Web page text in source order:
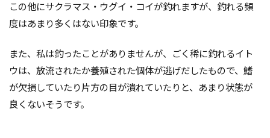
この他にサクラマス・ウグイ・コイが釣れますが、釣れる頻
度はあまり多くはない印象です。
また、私は釣ったことがありませんが、ごく稀に釣れるイト
ウは、放流されたか養殖された個体が逃げだしたもので、鰭
が欠損していたり片方の目が潰れていたりと、あまり状態が
良くないそうです。